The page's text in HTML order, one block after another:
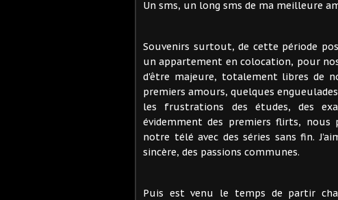
Un sms, un long sms de ma meilleure
Souvenirs surtout, de cette période
un appartement en colocation, pour
d'être majeure, totalement libres de
premiers amours, quelques
les frustrations des études, des
évidemment des premiers flirts,
notre télé avec des séries sans fin.
sincère, des passions communes.
Puis est venu le temps de partir